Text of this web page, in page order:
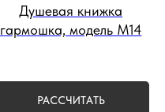
Душевая книжка
гармошка, модель М14
РАССЧИТАТЬ